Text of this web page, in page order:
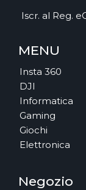
Iscr. al Reg.
MENU
Insta 360
DJI
Informatica
Gaming
Giochi
Elettronica
Negozio